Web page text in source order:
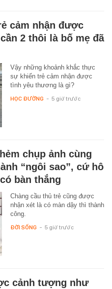
cảm nhận được
2 thôi là bố mẹ đã
Vậy những khoảnh khắc thực
sự khiến trẻ cảm nhận được
tình yêu thương là gì?
HỌC ĐƯỜNG - 5 giờ trước
chụp ảnh cùng
“ngôi sao”, cứ hô
bàn thắng
Chàng cầu thủ trẻ cũng được
nhận xét là có màn dậy thì thành
công.
ĐỜI SỐNG - 5 giờ trước
cảnh tượng như